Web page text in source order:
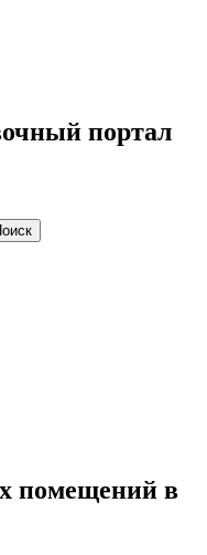
портал
помещений в